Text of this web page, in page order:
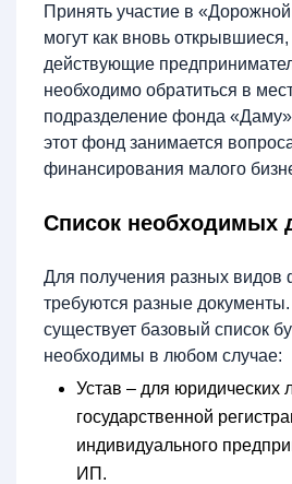
Принять участие в
могут как вновь
действующие
необходимо обратиться в
подразделение фонда
этот фонд занимается
финансирования малого
Список необходимых
Для получения разных видов
требуются разные
существует базовый список
необходимы в любом случае:
Устав – для юридических
государственной
индивидуального
ИП.